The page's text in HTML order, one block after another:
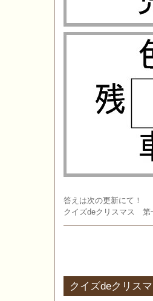
答えは次の更新にて！
クイズdeクリスマス 第
クイズdeクリス